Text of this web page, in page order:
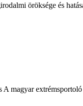
öröksége és
A magyar